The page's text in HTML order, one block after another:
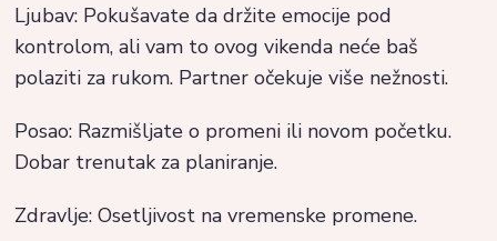
Ljubav: Pokušavate da držite emocije pod
kontrolom, ali vam to ovog vikenda neće baš
polaziti za rukom. Partner očekuje više nežnosti.
Posao: Razmišljate o promeni ili novom početku.
Dobar trenutak za planiranje.
Zdravlje: Osetljivost na vremenske promene.